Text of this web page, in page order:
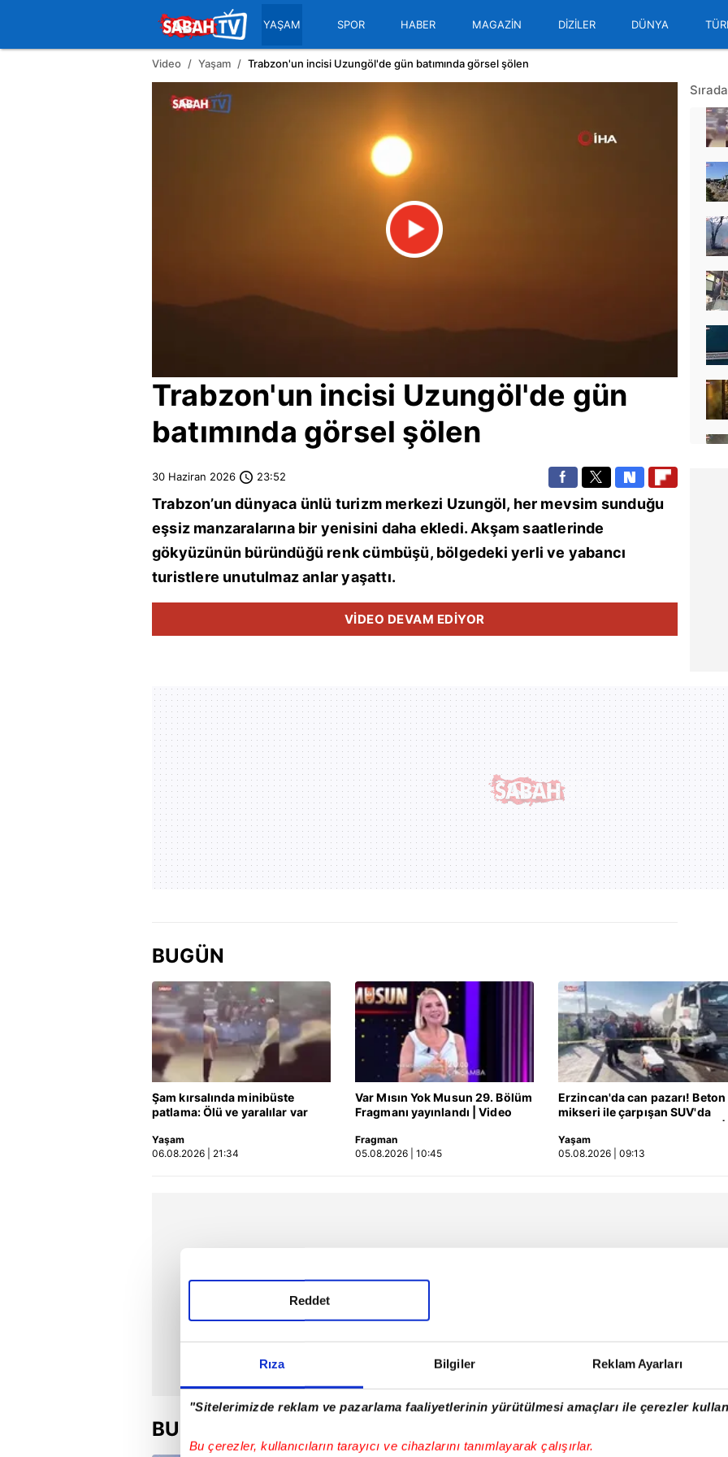
Rıza Bilgiler Reklam Ayarları
"Sitelerimizde reklam ve pazarlama faaliyetlerinin yürütülmesi amaçları ile çerezler
Bu çerezler, kullanıcıların tarayıcı ve cihazlarını tanımlayarak çalışırlar.
Reddet
YAŞAM SPOR HABER MAGAZİN DİZİLER DÜNYA
Video Yaşam Trabzon'un incisi Uzungöl'de gün batımında görsel şölen
Trabzon'un incisi Uzungöl'de gün
batımında görsel şölen
30 Haziran 2026 23:52
Trabzon’un dünyaca ünlü turizm merkezi Uzungöl, her mevsim sunduğu
eşsiz manzaralarına bir yenisini daha ekledi. Akşam saatlerinde
gökyüzünün büründüğü renk cümbüşü, bölgedeki yerli ve yabancı
turistlere unutulmaz anlar yaşattı.
VİDEO DEVAM EDİYOR
BUGÜN
Şam kırsalında minibüste
patlama: Ölü ve yaralılar var
Yaşam
06.08.2026 | 21:34
Var Mısın Yok Musun 29. Bölüm
Fragmanı yayınlandı | Video
Fragman
05.08.2026 | 10:45
Erzincan'da can pazarı! Beton
mikseri ile çarpışan SUV'da
Video
Yaşam
05.08.2026 | 09:13
BU HAFTA